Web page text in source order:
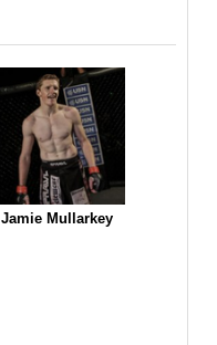
Jamie Mullarkey